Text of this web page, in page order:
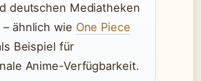
deutschen Mediatheken
ähnlich wie One Piece
Beispiel für
Anime-Verfügbarkeit.